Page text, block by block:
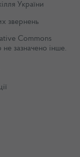
України
звернень
Commons
зазначено інше.